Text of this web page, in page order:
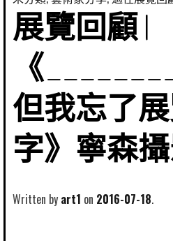
展覽回顧 |
《
但我忘了
字》寧森
Written by art1 2016-07-18